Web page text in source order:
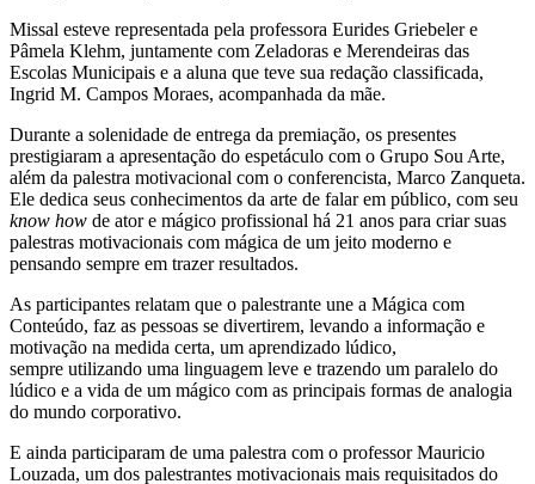
Missal esteve representada pela professora Eurides Griebeler e
Pâmela Klehm, juntamente com Zeladoras e Merendeiras das
Escolas Municipais e a aluna que teve sua redação classificada,
Ingrid M. Campos Moraes, acompanhada da mãe.
Durante a solenidade de entrega da premiação, os presentes
prestigiaram a apresentação do espetáculo com o Grupo Sou Arte,
além da palestra motivacional com o conferencista, Marco Zanqueta.
Ele dedica seus conhecimentos da arte de falar em público, com seu
know how de ator e mágico profissional há 21 anos para criar suas
palestras motivacionais com mágica de um jeito moderno e
pensando sempre em trazer resultados.
As participantes relatam que o palestrante une a Mágica com
Conteúdo, faz as pessoas se divertirem, levando a informação e
motivação na medida certa, um aprendizado lúdico,
sempre utilizando uma linguagem leve e trazendo um paralelo do
lúdico e a vida de um mágico com as principais formas de analogia
do mundo corporativo.
E ainda participaram de uma palestra com o professor Mauricio
Louzada, um dos palestrantes motivacionais mais requisitados do